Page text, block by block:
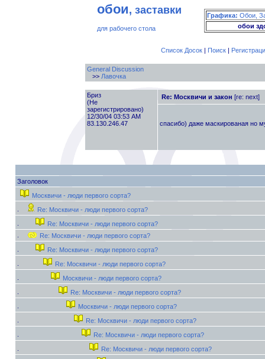
обои, заставки
для рабочего стола
Графика: Обои,
обои
Список Досок| Поиск|
General Discussion
>> Лавочка
Бриз
(Не
зарегистрировано)
12/30/04 03:53 AM
83.130.246.47
Re: Москвичи и закон [re: next]
спасибо) даже маскированая но
Заголовок
Москвичи - люди первого сорта?
Re: Москвичи - люди первого сорта?
Re: Москвичи - люди первого сорта?
Re: Москвичи - люди первого сорта?
Re: Москвичи - люди первого сорта?
Re: Москвичи - люди первого сорта?
Москвичи - люди первого сорта?
Re: Москвичи - люди первого сорта?
Москвичи - люди первого сорта?
Re: Москвичи - люди первого сорта?
Re: Москвичи - люди первого сорта?
Re: Москвичи - люди первого сорта?